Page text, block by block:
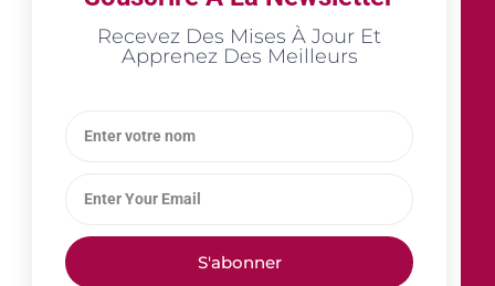
Recevez Des Mises À Jour Et
Apprenez Des Meilleurs
S'abonner